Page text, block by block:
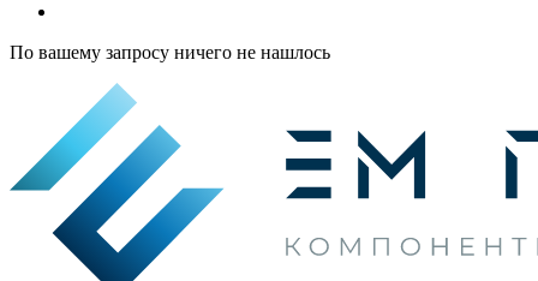
По вашему запросу ничего не нашлось